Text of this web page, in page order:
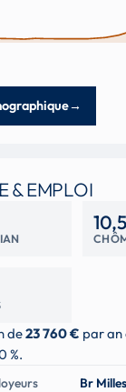
→
& EMPLOI
10,5
de23 760 € par an
%.
Br